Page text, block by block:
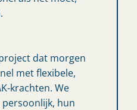
dat morgen
met flexibele,
krachten. We
hun